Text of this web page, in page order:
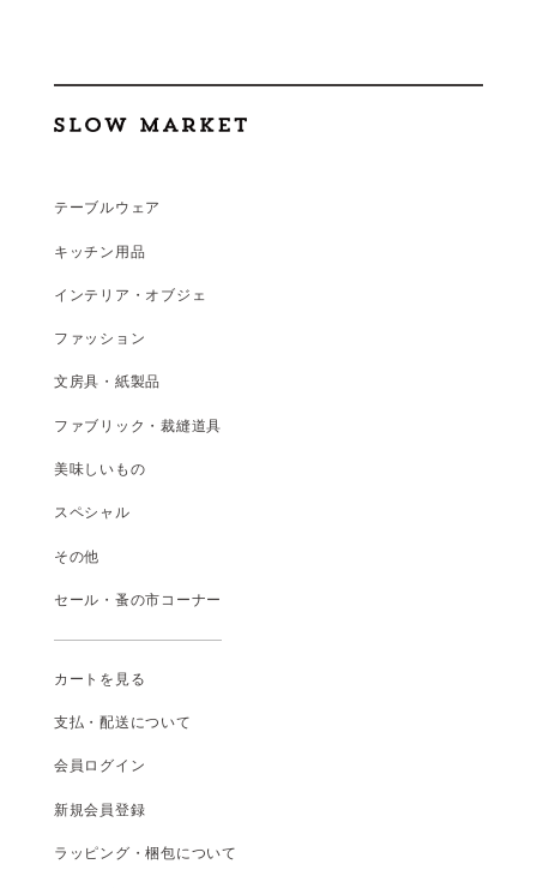
テーブルウェア
キッチン用品
インテリア・オブジェ
ファッション
文房具・紙製品
ファブリック・裁縫道具
美味しいもの
スペシャル
その他
セール・蚤の市コーナー
カートを見る
支払 ・配送について
会員ログイン
新規会員登録
ラッピング・梱包について